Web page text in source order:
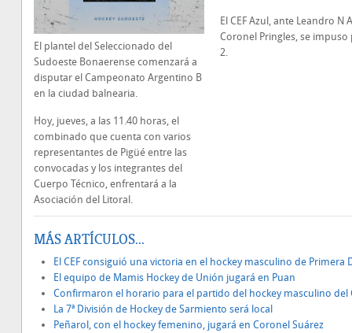
El plantel del Seleccionado del
Sudoeste Bonaerense comenzará a
disputar el Campeonato Argentino B
en la ciudad balnearia.
Hoy, jueves, a las 11.40 horas, el
combinado que cuenta con varios
representantes de Pigüé entre las
convocadas y los integrantes del
Cuerpo Técnico, enfrentará a la
Asociación del Litoral.
El CEF Azul, ante Leandro N
Coronel Pringles, se impuso
2.
MÁS ARTÍCULOS...
El CEF consiguió una victoria en el hockey masculino de Primera
El equipo de Mamis Hockey de Unión jugará en Puan
Confirmaron el horario para el partido del hockey masculino del
La 7ª División de Hockey de Sarmiento será local
Peñarol, con el hockey femenino, jugará en Coronel Suárez